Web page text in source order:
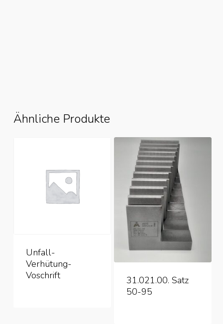
Ähnliche Produkte
Unfall-
Verhütung-
Voschrift
31.021.00. Satz
50-95